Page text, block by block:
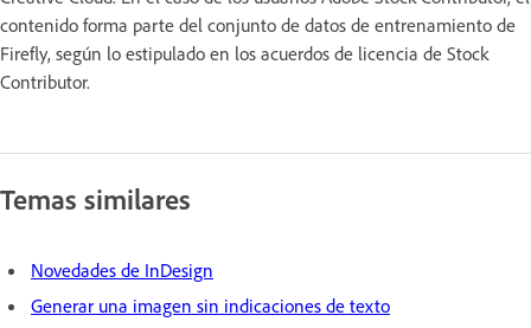
contenido forma parte del conjunto de datos de entrenamiento de
Firefly, según lo estipulado en los acuerdos de licencia de Stock
Contributor.
Temas similares
Novedades de InDesign
Generar una imagen sin indicaciones de texto